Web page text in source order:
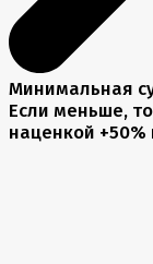
Минимальная
Если меньше,
наценкой